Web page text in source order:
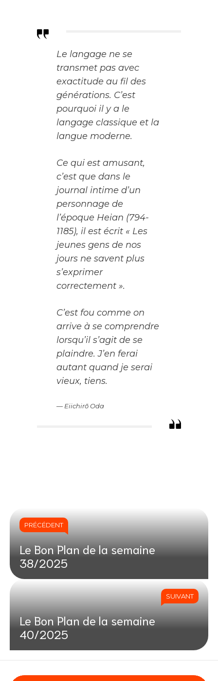
Le langage ne se
transmet pas avec
exactitude au fil des
générations. C’est
pourquoi il y a le
langage classique et la
langue moderne.
Ce qui est amusant,
c’est que dans le
journal intime d’un
personnage de
l’époque Heian (794-
1185), il est écrit « Les
jeunes gens de nos
jours ne savent plus
s’exprimer
correctement ».
C’est fou comme on
arrive à se comprendre
lorsqu’il s’agit de se
plaindre. J’en ferai
autant quand je serai
vieux, tiens.
— Eiichirō Oda
PRÉCÉDENT
Le Bon Plan de la semaine
38/2025
SUIVANT
Le Bon Plan de la semaine
40/2025